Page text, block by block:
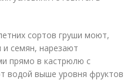
сортов груши моют,
семян, нарезают
прямо в кастрюлю с
водой выше уровня фруктов